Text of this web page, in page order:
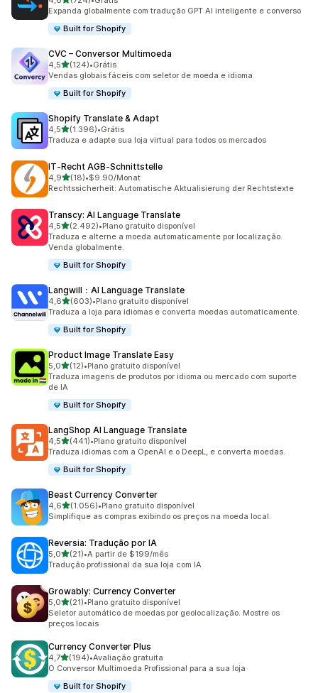
724 avaliações ao todo
Expanda globalmente com tradução GPT AI inteligente e converso
Built for Shopify
CVC – Conversor Multimoeda
4,5de 5 estrelas
(124)
124 avaliações ao todo
•Grátis
Vendas globais fáceis com seletor de moeda e idioma
Built for Shopify
Shopify Translate & Adapt
4,5de 5 estrelas
(1.396)
1396 avaliações ao todo
•Grátis
Traduza e adapte sua loja virtual para todos os mercados
IT‑Recht AGB‑Schnittstelle
4,9de 5 estrelas
(18)
18 avaliações ao todo
•$9.90/Monat
Rechtssicherheit: Automatische Aktualisierung der Rechtstexte
Transcy: AI Language Translate
4,5de 5 estrelas
(2.492)
2492 avaliações ao todo
•Plano gratuito disponível
Traduza e alterne a moeda automaticamente por localização.
Venda globalmente.
Built for Shopify
Langwill：AI Language Translate
4,6de 5 estrelas
(603)
603 avaliações ao todo
•Plano gratuito disponível
Traduza a loja para idiomas e converta moedas automaticamente.
Built for Shopify
Product Image Translate Easy
5,0de 5 estrelas
(12)
12 avaliações ao todo
•Plano gratuito disponível
Traduza imagens de produtos por idioma ou mercado com suporte
de IA
Built for Shopify
LangShop AI Language Translate
4,5de 5 estrelas
(441)
441 avaliações ao todo
•Plano gratuito disponível
Traduza idiomas com a OpenAI e o DeepL, e converta moedas.
Built for Shopify
Beast Currency Converter
4,6de 5 estrelas
(1.056)
1056 avaliações ao todo
•Plano gratuito disponível
Simplifique as compras exibindo os preços na moeda local.
Reversia: Tradução por IA
5,0de 5 estrelas
(21)
21 avaliações ao todo
•A partir de $199/mês
Tradução profissional da sua loja com IA
Growably: Currency Converter
5,0de 5 estrelas
(21)
21 avaliações ao todo
•Plano gratuito disponível
Seletor automático de moedas por geolocalização. Mostre os
preços locais
Currency Converter Plus
4,7de 5 estrelas
(194)
194 avaliações ao todo
•Avaliação gratuita
O Conversor Multimoeda Profissional para a sua loja
Built for Shopify